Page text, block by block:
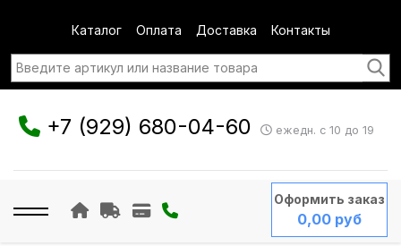
Каталог Оплата Доставка Контакты
+7 (929) 680-04-60 ежедн. с 10 до 19
Оформить заказ
0,00 руб